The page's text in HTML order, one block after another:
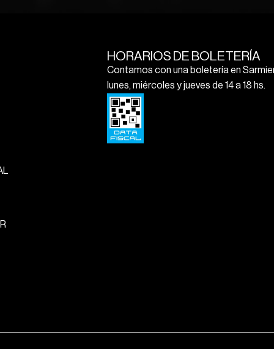
HORARIOS DE BOLETERÍA
Contamos con una boletería en
lunes, miércoles y jueves de 14 a 18 hs.